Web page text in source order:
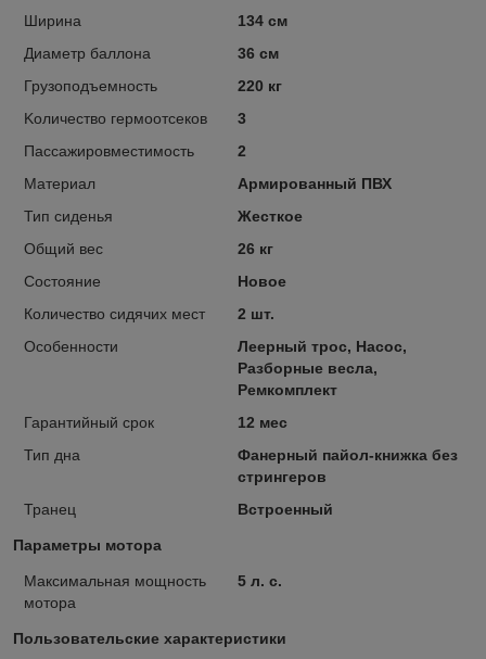
Ширина
134 см
Диаметр баллона
36 см
Грузоподъемность
220 кг
Kоличество гермоотсеков
3
Пассажировместимость
2
Материал
Армированный ПВХ
Тип сиденья
Жесткое
Общий вес
26 кг
Состояние
Новое
Количество сидячих мест
2 шт.
Особенности
Леерный трос, Насос,
Разборные весла,
Ремкомплект
Гарантийный срок
12 мес
Тип дна
Фанерный пайол-книжка без
стрингеров
Транец
Встроенный
Параметры мотора
Максимальная мощность
мотора
5 л. с.
Пользовательские характеристики